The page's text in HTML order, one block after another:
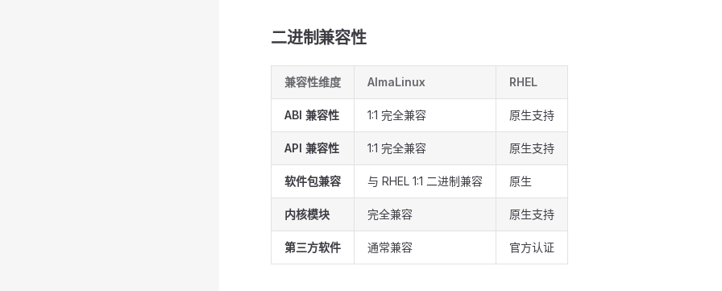
二进制兼容性
兼容性维度 AlmaLinux RHEL
ABI 兼容性 1:1 完全兼容 原生支持
API 兼容性 1:1 完全兼容 原生支持
软件包兼容 与 RHEL 1:1 二进制兼容 原生
内核模块 完全兼容 原生支持
第三方软件 通常兼容 官方认证